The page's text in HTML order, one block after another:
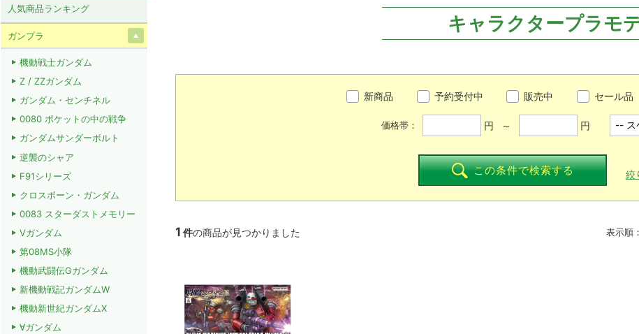
キャラクタープラモ
新商品 予約受付中 販売中 セール品
価格帯： 円 ～ 円
この条件で検索する 絞
1 件の商品が見つかりました 表示順：
人気商品ランキング
ガンプラ
機動戦士ガンダム
Z / ZZガンダム
ガンダム・センチネル
0080 ポケットの中の戦争
ガンダムサンダーボルト
逆襲のシャア
F91シリーズ
クロスボーン・ガンダム
0083 スターダストメモリー
Vガンダム
第08MS小隊
機動武闘伝Gガンダム
新機動戦記ガンダムW
機動新世紀ガンダムX
∀ガンダム